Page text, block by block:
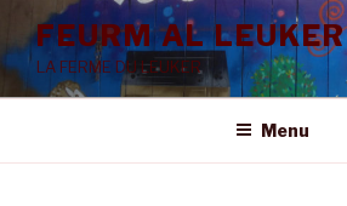
au
contenu
principal
FEURM AL LEUKER
LA FERME DU LEUKER
Menu